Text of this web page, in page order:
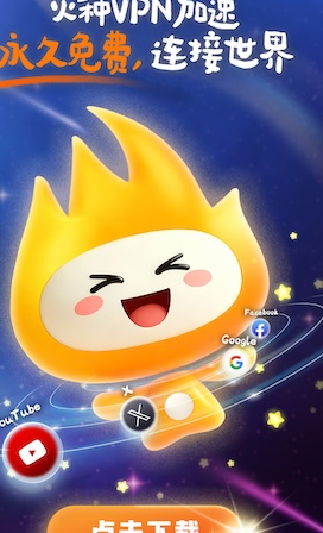
[0]
旋风加速器
软件中心 雷霆加速
狂飙加速器
卓版
雷轰加速官网
暴雪vp加速器
快连加速器app
哪个好
盘古加速器
鱼加速器
下载快鸭加速器最新版
手机版
安心加速器下载官网